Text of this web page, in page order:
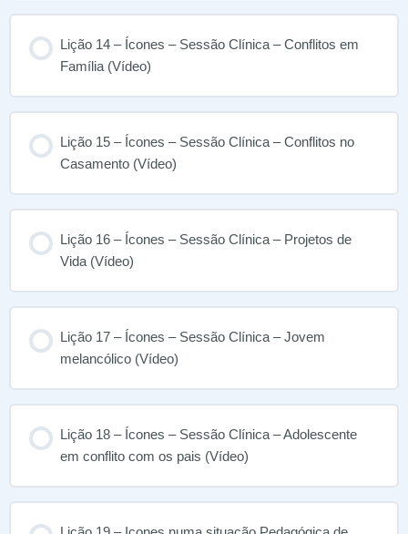
Lição 14 – Ícones – Sessão Clínica – Conflitos em
Família (Vídeo)
Lição 15 – Ícones – Sessão Clínica – Conflitos no
Casamento (Vídeo)
Lição 16 – Ícones – Sessão Clínica – Projetos de
Vida (Vídeo)
Lição 17 – Ícones – Sessão Clínica – Jovem
melancólico (Vídeo)
Lição 18 – Ícones – Sessão Clínica – Adolescente
em conflito com os pais (Vídeo)